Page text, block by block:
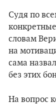
Судя по
словам
на
сама
без этих
На вопрос